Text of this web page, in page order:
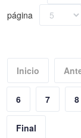
página
Inicio
6 7 8
Final